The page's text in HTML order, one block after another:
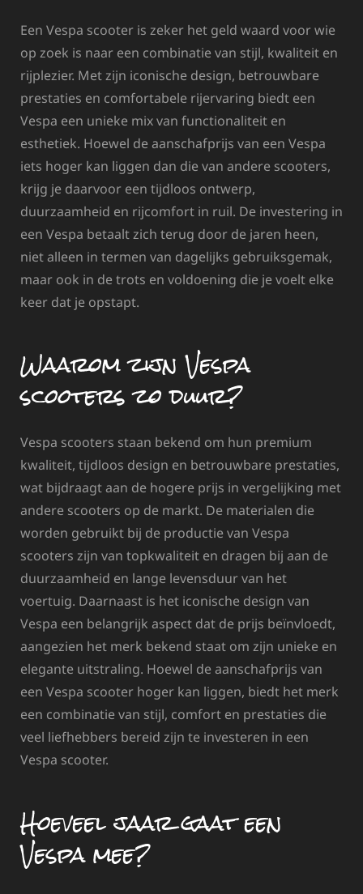
Een Vespa scooter is zeker het geld waard voor wie
op zoek is naar een combinatie van stijl, kwaliteit en
rijplezier. Met zijn iconische design, betrouwbare
prestaties en comfortabele rijervaring biedt een
Vespa een unieke mix van functionaliteit en
esthetiek. Hoewel de aanschafprijs van een Vespa
iets hoger kan liggen dan die van andere scooters,
krijg je daarvoor een tijdloos ontwerp,
duurzaamheid en rijcomfort in ruil. De investering in
een Vespa betaalt zich terug door de jaren heen,
niet alleen in termen van dagelijks gebruiksgemak,
maar ook in de trots en voldoening die je voelt elke
keer dat je opstapt.
Waarom zijn Vespa
scooters zo duur?
Vespa scooters staan bekend om hun premium
kwaliteit, tijdloos design en betrouwbare prestaties,
wat bijdraagt aan de hogere prijs in vergelijking met
andere scooters op de markt. De materialen die
worden gebruikt bij de productie van Vespa
scooters zijn van topkwaliteit en dragen bij aan de
duurzaamheid en lange levensduur van het
voertuig. Daarnaast is het iconische design van
Vespa een belangrijk aspect dat de prijs beïnvloedt,
aangezien het merk bekend staat om zijn unieke en
elegante uitstraling. Hoewel de aanschafprijs van
een Vespa scooter hoger kan liggen, biedt het merk
een combinatie van stijl, comfort en prestaties die
veel liefhebbers bereid zijn te investeren in een
Vespa scooter.
Hoeveel jaar gaat een
Vespa mee?